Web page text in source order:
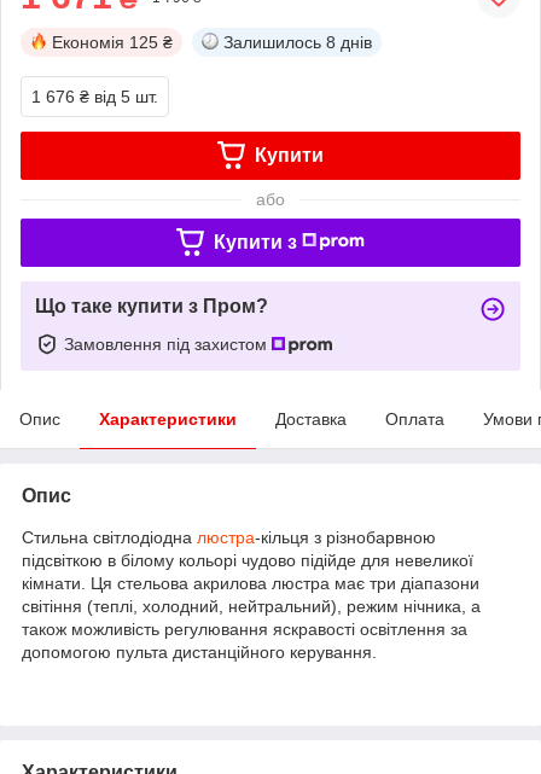
Економія 125 ₴ Залишилось 8 днів
1 676 ₴ від 5 шт.
Купити
або
Купити з
Що таке купити з Пром?
Замовлення під захистом
Опис Характеристики Доставка Оплата Умови
Опис
Стильна світлодіодна люстра-кільця з різнобарвною
підсвіткою в білому кольорі чудово підійде для невеликої
кімнати. Ця стельова акрилова люстра має три діапазони
світіння (теплі, холодний, нейтральний), режим нічника, а
також можливість регулювання яскравості освітлення за
допомогою пульта дистанційного керування.